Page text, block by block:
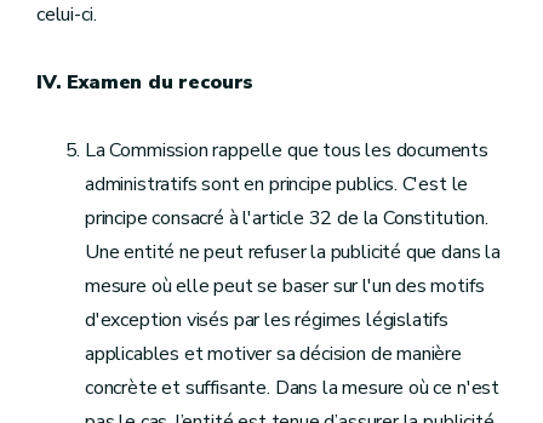
celui-ci.
IV. Examen du recours
La Commission rappelle que tous les documents
administratifs sont en principe publics. C'est le
principe consacré à l'article 32 de la Constitution.
Une entité ne peut refuser la publicité que dans la
mesure où elle peut se baser sur l'un des motifs
d'exception visés par les régimes législatifs
applicables et motiver sa décision de manière
concrète et suffisante. Dans la mesure où ce n'est